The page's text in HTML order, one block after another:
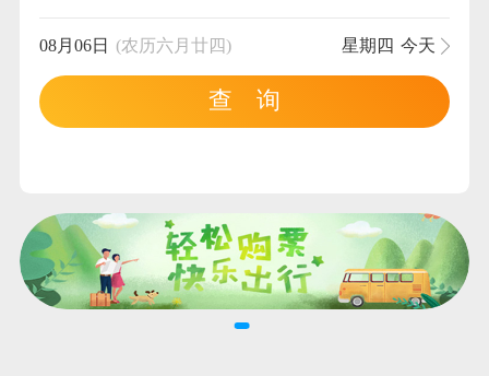
08月06日 (农历六月廿四) 星期四 今天
查 询